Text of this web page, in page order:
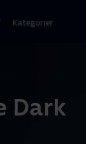
Kategorier
Dark